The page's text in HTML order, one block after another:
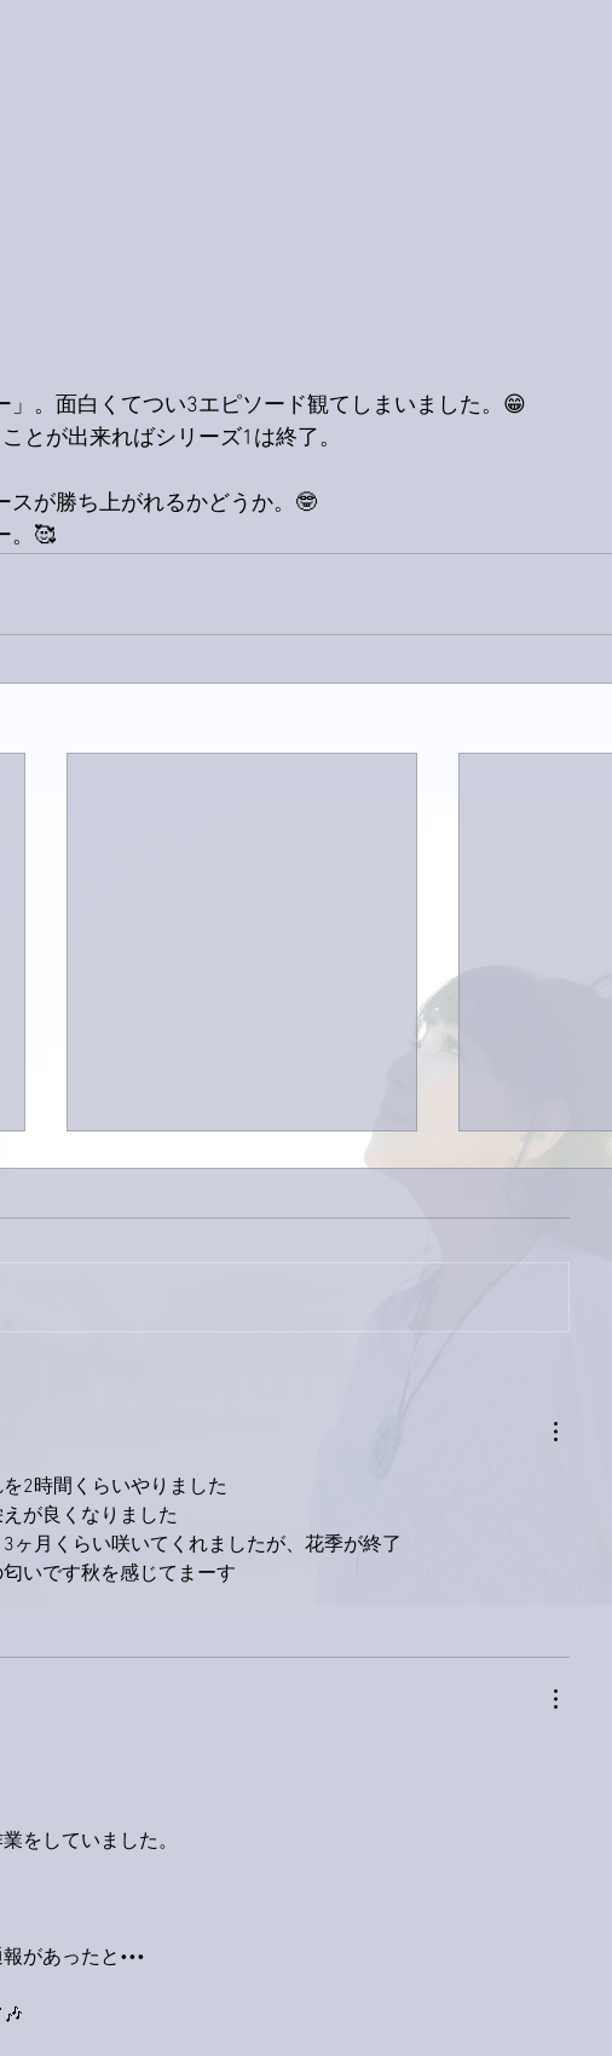
」。面白くてつい3エピソード観てしまいました。😁
とが出来ればシリーズ1は終了。
スが勝ち上がれるかどうか。🤓
。🥰
2時間くらいやりました
が良くなりました
ヶ月くらい咲いてくれましたが、花季が終了
いです秋を感じてまーす
をしていました。
があったと•••